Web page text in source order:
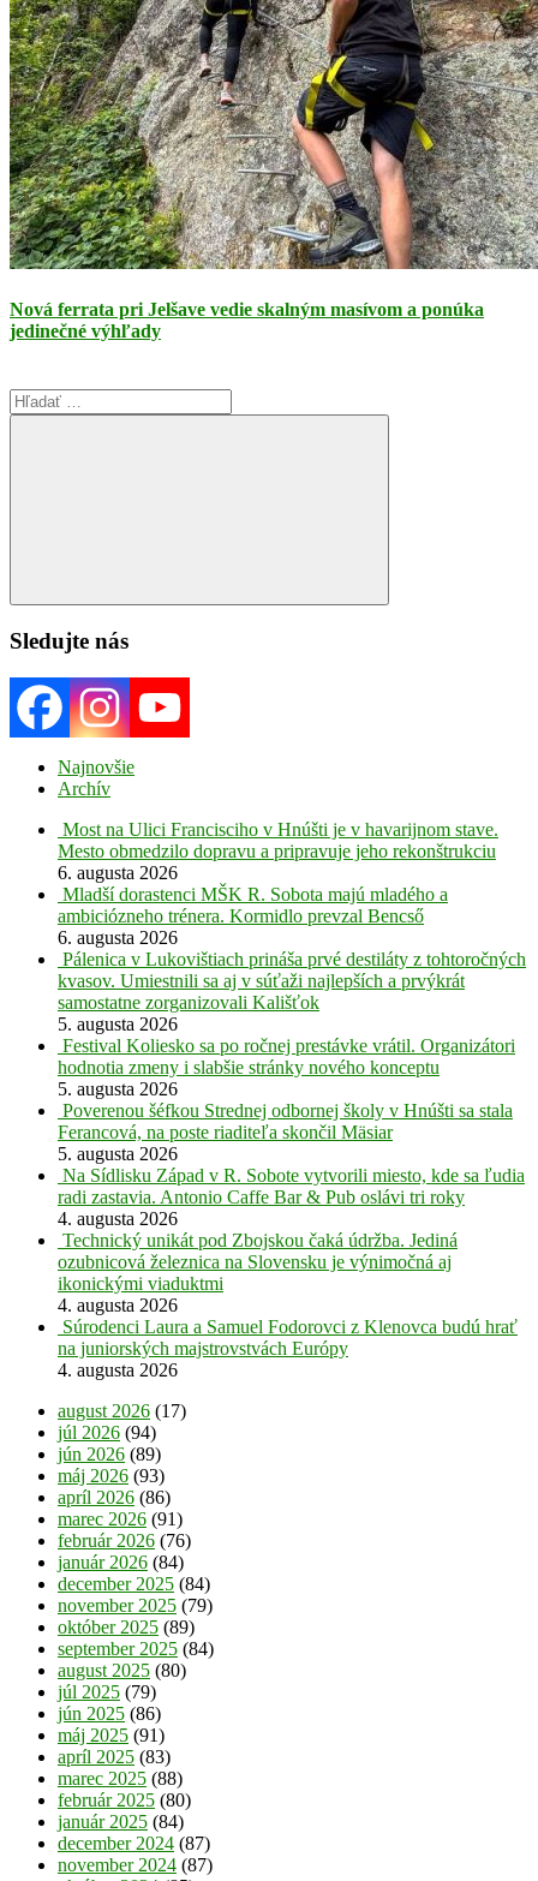
Nová ferrata pri Jelšave vedie skalným masívom a ponúka
jedinečné výhľady
Search
for:
Search
Sledujte nás
Najnovšie
Archív
Most na Ulici Francisciho v Hnúšti je v havarijnom stave.
Mesto obmedzilo dopravu a pripravuje jeho rekonštrukciu
6. augusta 2026
Mladší dorastenci MŠK R. Sobota majú mladého a
ambiciózneho trénera. Kormidlo prevzal Bencső
6. augusta 2026
Pálenica v Lukovištiach prináša prvé destiláty z tohtoročných
kvasov. Umiestnili sa aj v súťaži najlepších a prvýkrát
samostatne zorganizovali Kališťok
5. augusta 2026
Festival Koliesko sa po ročnej prestávke vrátil. Organizátori
hodnotia zmeny i slabšie stránky nového konceptu
5. augusta 2026
Poverenou šéfkou Strednej odbornej školy v Hnúšti sa stala
Ferancová, na poste riaditeľa skončil Mäsiar
5. augusta 2026
Na Sídlisku Západ v R. Sobote vytvorili miesto, kde sa ľudia
radi zastavia. Antonio Caffe Bar & Pub oslávi tri roky
4. augusta 2026
Technický unikát pod Zbojskou čaká údržba. Jediná
ozubnicová železnica na Slovensku je výnimočná aj
ikonickými viaduktmi
4. augusta 2026
Súrodenci Laura a Samuel Fodorovci z Klenovca budú hrať
na juniorských majstrovstvách Európy
4. augusta 2026
august 2026 (17)
júl 2026 (94)
jún 2026 (89)
máj 2026 (93)
apríl 2026 (86)
marec 2026 (91)
február 2026 (76)
január 2026 (84)
december 2025 (84)
november 2025 (79)
október 2025 (89)
september 2025 (84)
august 2025 (80)
júl 2025 (79)
jún 2025 (86)
máj 2025 (91)
apríl 2025 (83)
marec 2025 (88)
február 2025 (80)
január 2025 (84)
december 2024 (87)
november 2024 (87)